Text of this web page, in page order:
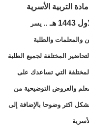
التربية الأسرية
هـ
.. يسر
والمعلمات والطلبة
المختلفة لجميع الطلبة
المختلفة التي تساعدك على
والعروض التوضيحية من
اكثر وضوحا بالإضافة إلى